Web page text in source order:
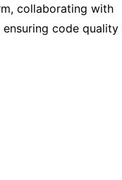
collaborating with
code quality